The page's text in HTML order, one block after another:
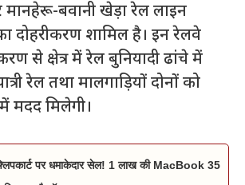
बवानी खेड़ा रेल लाइन
दोहरीकरण शामिल है। इन रेलवे
से क्षेत्र में रेल बुनियादी ढांचे में
रेल तथा मालगाड़ियों दोनों को
मदद मिलेगी।
पर धमाकेदार सेल! 1 लाख की MacBook 35